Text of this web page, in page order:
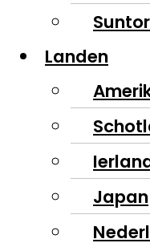
Landen
Japan